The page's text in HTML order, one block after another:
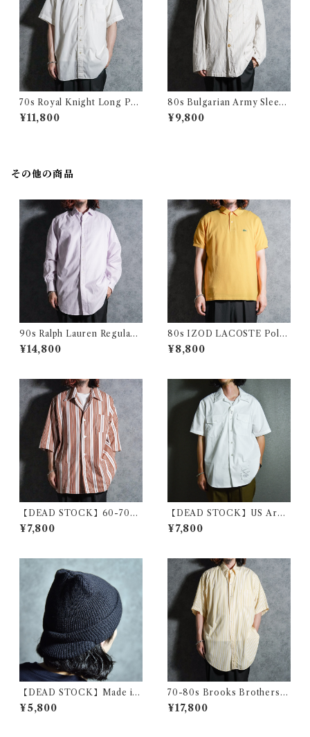
70s Royal Knight Long Poi
nt Collar Shirts ロイヤルナ
イト ロングポイント 半袖 シャ
¥11,800
80s Bulgarian Army Sleepi
ng Shirts Coverall ブルガリ
ア軍 スリーピング シャツ カバ
¥9,800
その他の商品
90s Ralph Lauren Regular
Collar Pink Stripe Shirts ラ
ルフローレン レギュラーカラ
¥14,800
80s IZOD LACOSTE Polo
Shirts Yellow Made in USA
アイゾッド ラコステ ポロシャ
¥8,800
【DEAD STOCK】60-70s
Polish Army Stripe Open-c
ollar Shirts Brown ポーラン
¥7,800
【DEAD STOCK】US Arm
y Short-Sleeve Utility Shirt
s アメリカ軍 半袖 ユーティリ
¥7,800
【DEAD STOCK】Made in
USA Knit Cap BLACK アメ
リカ製 ツバ付き ニット キャッ
¥5,800
70-80s Brooks Brothers
Makers 6 buttons Shirts ブ
ルックスブラザーズ 6ボタン
¥17,800